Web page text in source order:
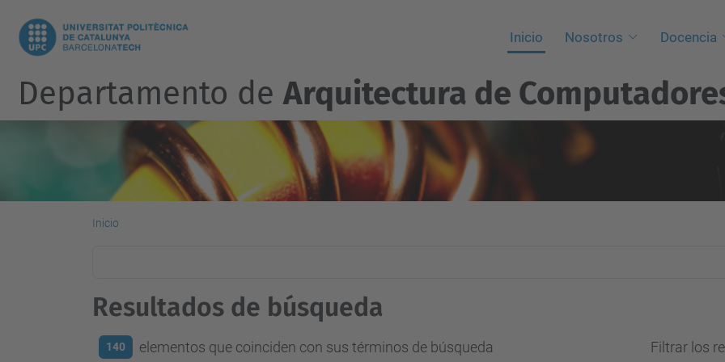
Inicio Nosotros Docencia
Departamento deArquitectura de
Inicio
Resultados de búsqueda
140 elementos que coinciden con sus términos de búsqueda Filtrar los